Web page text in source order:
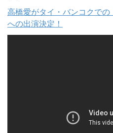
高橋愛がタイ・バンコクでの
への出演決定！